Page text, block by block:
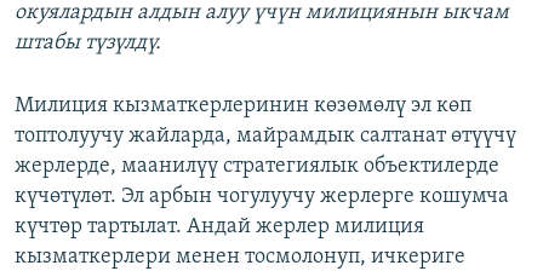
окуялардын алдын алуу үчүн милициянын ыкчам
штабы түзүлдү.
Милиция кызматкерлеринин көзөмөлү эл көп
топтолуучу жайларда, майрамдык салтанат өтүүчү
жерлерде, маанилүү стратегиялык объектилерде
күчөтүлөт. Эл арбын чогулуучу жерлерге кошумча
күчтөр тартылат. Андай жерлер милиция
кызматкерлери менен тосмолонуп, ичкериге